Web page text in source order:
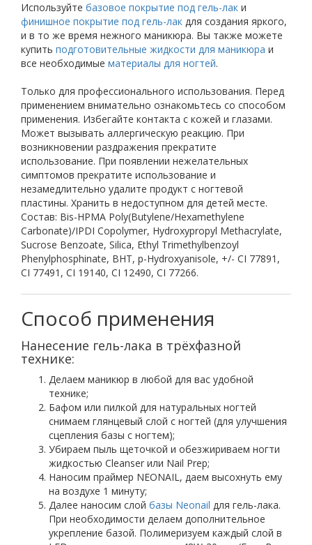
Используйте базовое покрытие под гель-лак и
финишное покрытие под гель-лак для создания яркого,
и в то же время нежного маникюра. Вы также можете
купить подготовительные жидкости для маникюра и
все необходимые материалы для ногтей.
Только для профессионального использования. Перед
применением внимательно ознакомьтесь со способом
применения. Избегайте контакта с кожей и глазами.
Может вызывать аллергическую реакцию. При
возникновении раздражения прекратите
использование. При появлении нежелательных
симптомов прекратите использование и
незамедлительно удалите продукт с ногтевой
пластины. Хранить в недоступном для детей месте.
Состав: Bis-HPMA Poly(Butylene/Hexamethylene
Carbonate)/IPDI Copolymer, Hydroxypropyl Methacrylate,
Sucrose Benzoate, Silica, Ethyl Trimethylbenzoyl
Phenylphosphinate, BHT, p-Hydroxyanisole, +/- CI 77891,
CI 77491, CI 19140, CI 12490, CI 77266.
Нанесение гель-лака в трёхфазной
технике:
Делаем маникюр в любой для вас удобной
технике;
Бафом или пилкой для натуральных ногтей
снимаем глянцевый слой с ногтей (для улучшения
сцепления базы с ногтем);
Убираем пыль щеточкой и обезжириваем ногти
жидкостью Сleanser или Nail Prep;
Наносим праймер NEONAIL, даем высохнуть ему
на воздухе 1 минуту;
Далее наносим слой базы Neonail для гель-лака.
При необходимости делаем дополнительное
укрепление базой. Полимеризуем каждый слой в